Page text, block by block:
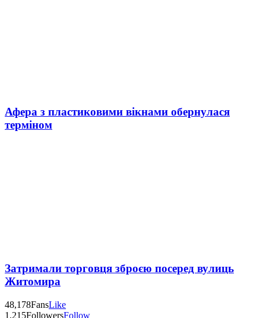
Афера з пластиковими вікнами обернулася
терміном
Затримали торговця зброєю посеред вулиць
Житомира
48,178FansLike
1,215FollowersFollow